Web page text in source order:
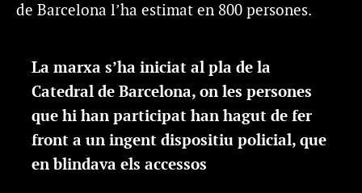
de Barcelona l’ha estimat en 800 persones.
La marxa s’ha iniciat al pla de la
Catedral de Barcelona, on les persones
que hi han participat han hagut de fer
front a un ingent dispositiu policial, que
en blindava els accessos